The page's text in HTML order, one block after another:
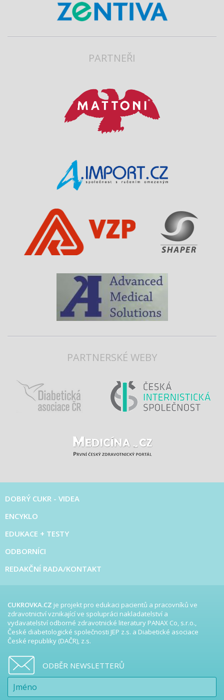
PARTNEŘI
PARTNERSKÉ WEBY
DOBRÝ CUKR - VIDEA
ENCYKLO
EDUKACE + TESTY
ODBORNÍCI
REDAKČNÍ RADA/KONTAKT
CUKROVKA.CZ je projekt pro edukaci pacientů a pracovníků ve
zdravotnictví vznikající ve spolupráci nakladatelství a
vydavatelství odborné zdravotnické literatury PANAX Co, s.r.o.,
České diabetologické společnosti JEP z.s. a Diabetické asociace
České republiky (DAČR), z.s.
ODBĚR NEWSLETTERŮ